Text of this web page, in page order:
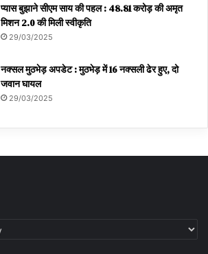
प्यास बुझाने सीएम साय की पहल : 48.81 करोड़ की अमृत
मिशन 2.0 की मिली स्वीकृति
29/03/2025
नक्सल मुठभेड़ अपडेट : मुठभेड़ में 16 नक्सली ढेर हुए, दो
जवान घायल
29/03/2025